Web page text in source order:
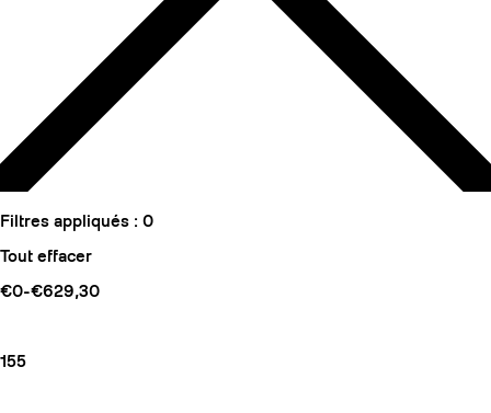
Filtres appliqués : 0
Tout effacer
€0-€629,30
155